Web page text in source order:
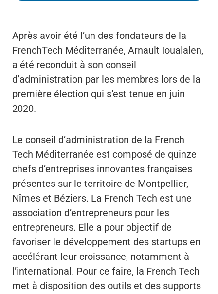
Après avoir été l’un des fondateurs de la
FrenchTech Méditerranée, Arnault Ioualalen,
a été reconduit à son conseil
d’administration par les membres lors de la
première élection qui s’est tenue en juin
2020.
Le conseil d’administration de la French
Tech Méditerranée est composé de quinze
chefs d’entreprises innovantes françaises
présentes sur le territoire de Montpellier,
Nîmes et Béziers. La French Tech est une
association d’entrepreneurs pour les
entrepreneurs. Elle a pour objectif de
favoriser le développement des startups en
accélérant leur croissance, notamment à
l’international. Pour ce faire, la French Tech
met à disposition des outils et des supports